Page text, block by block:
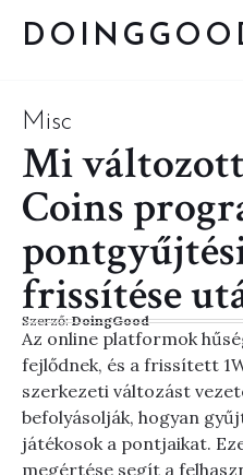
Misc
Mi
Coins
frissítése
Szerző:DoingGood
Az online platformok
fejlődnek, és a frissített
szerkezeti változást
befolyásolják, hogyan
játékosok a pontjaikat.
megértése segít a